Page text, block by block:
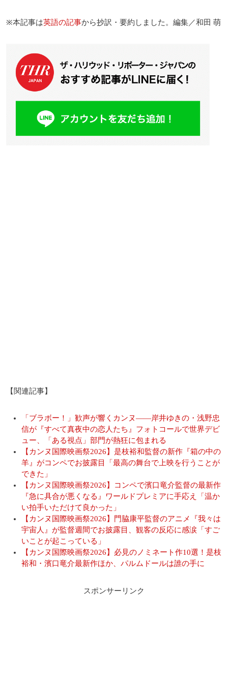
※本記事は英語の記事から抄訳・要約しました。編集／和田 萌
【関連記事】
「ブラボー！」歓声が響くカンヌ——岸井ゆきの・浅野忠
信が『すべて真夜中の恋人たち』フォトコールで世界デビ
ュー、「ある視点」部門が熱狂に包まれる
【カンヌ国際映画祭2026】是枝裕和監督の新作『箱の中の
羊』がコンペでお披露目「最高の舞台で上映を行うことが
できた」
【カンヌ国際映画祭2026】コンペで濱口竜介監督の最新作
『急に具合が悪くなる』ワールドプレミアに手応え「温か
い拍手いただけて良かった」
【カンヌ国際映画祭2026】門脇康平監督のアニメ『我々は
宇宙人』が監督週間でお披露目、観客の反応に感涙「すご
いことが起こっている」
【カンヌ国際映画祭2026】必見のノミネート作10選！是枝
裕和・濱口竜介最新作ほか、パルムドールは誰の手に
スポンサーリンク